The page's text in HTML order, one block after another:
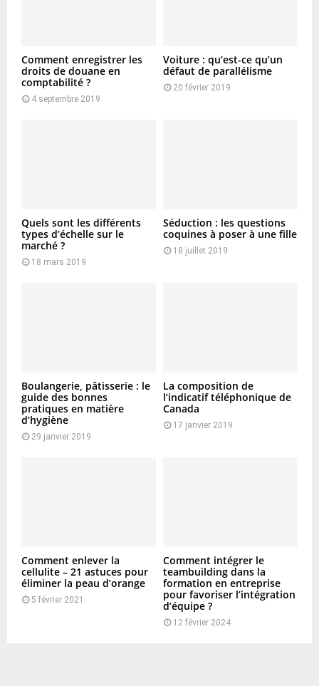
Comment enregistrer les
droits de douane en
comptabilité ?
4 septembre 2019
Voiture : qu’est-ce qu’un
défaut de parallélisme
20 février 2019
Quels sont les différents
types d’échelle sur le
marché ?
18 mars 2019
Séduction : les questions
coquines à poser à une fille
18 juillet 2019
Boulangerie, pâtisserie : le
guide des bonnes
pratiques en matière
d’hygiène
29 janvier 2019
La composition de
l’indicatif téléphonique de
Canada
17 janvier 2019
Comment enlever la
cellulite – 21 astuces pour
éliminer la peau d’orange
5 février 2021
Comment intégrer le
teambuilding dans la
formation en entreprise
pour favoriser l’intégration
d’équipe ?
12 février 2024